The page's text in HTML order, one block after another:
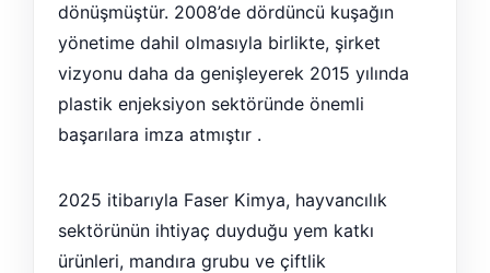
dönüşmüştür. 2008’de dördüncü kuşağın
yönetime dahil olmasıyla birlikte, şirket
vizyonu daha da genişleyerek 2015 yılında
plastik enjeksiyon sektöründe önemli
başarılara imza atmıştır .
2025 itibarıyla Faser Kimya, hayvancılık
sektörünün ihtiyaç duyduğu yem katkı
ürünleri, mandıra grubu ve çiftlik